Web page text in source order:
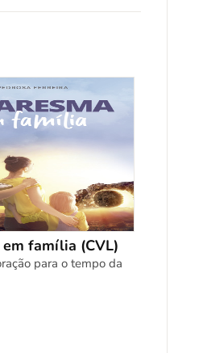
em família (CVL)
para o tempo da